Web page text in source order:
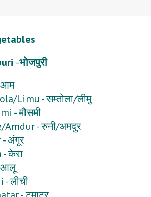
-भोजपुरी
आम
Limu - सम्तोला/लीमु
- मौसमी
Amdur - रुनी/अमदुर
- अंगूर
- केरा
आलू
लीची